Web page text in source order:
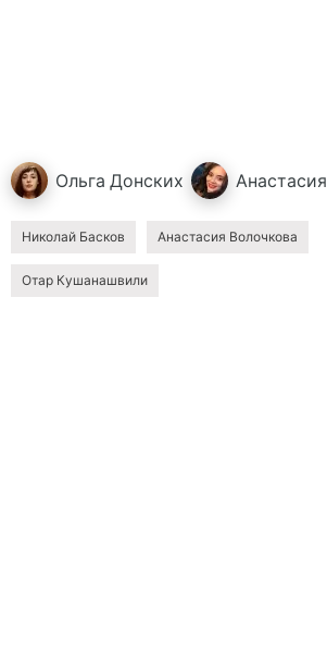
Ольга Донских Анастасия
Николай Басков Анастасия Волочкова
Отар Кушанашвили